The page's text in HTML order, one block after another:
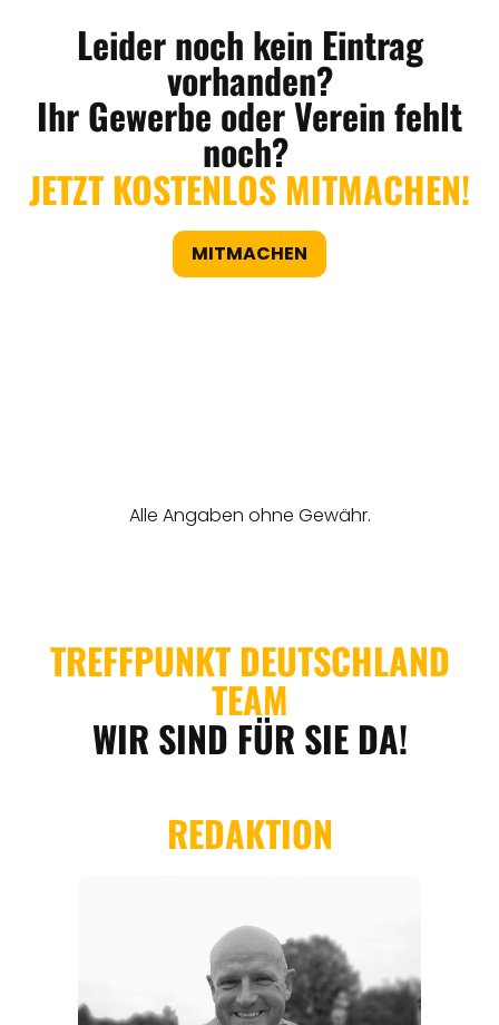
Leider noch kein Eintrag
vorhanden?
Ihr Gewerbe oder Verein fehlt
noch?
JETZT KOSTENLOS MITMACHEN!
MITMACHEN